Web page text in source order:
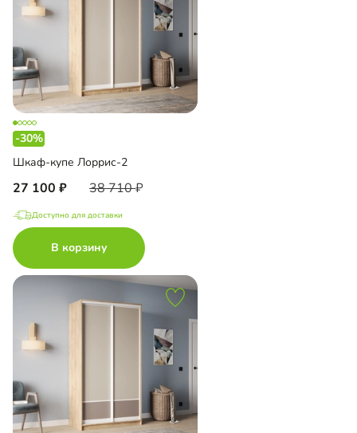
-30%
Шкаф-купе Лоррис-2
27 100 38 710
Доступно для доставки
В корзину